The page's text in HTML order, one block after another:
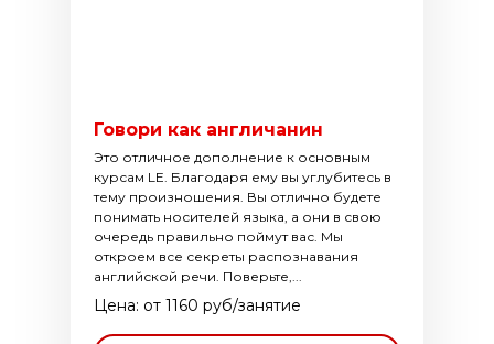
Говори как англичанин
Это отличное дополнение к основным
курсам LE. Благодаря ему вы углубитесь в
тему произношения. Вы отлично будете
понимать носителей языка, а они в свою
очередь правильно поймут вас. Мы
откроем все секреты распознавания
английской речи. Поверьте,...
Цена: от 1160 руб/занятие